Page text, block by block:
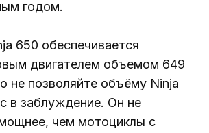
годом.
650 обеспечивается
двигателем объемом 649
не позволяйте объёму Ninja
в заблуждение. Он не
чем мотоциклы с